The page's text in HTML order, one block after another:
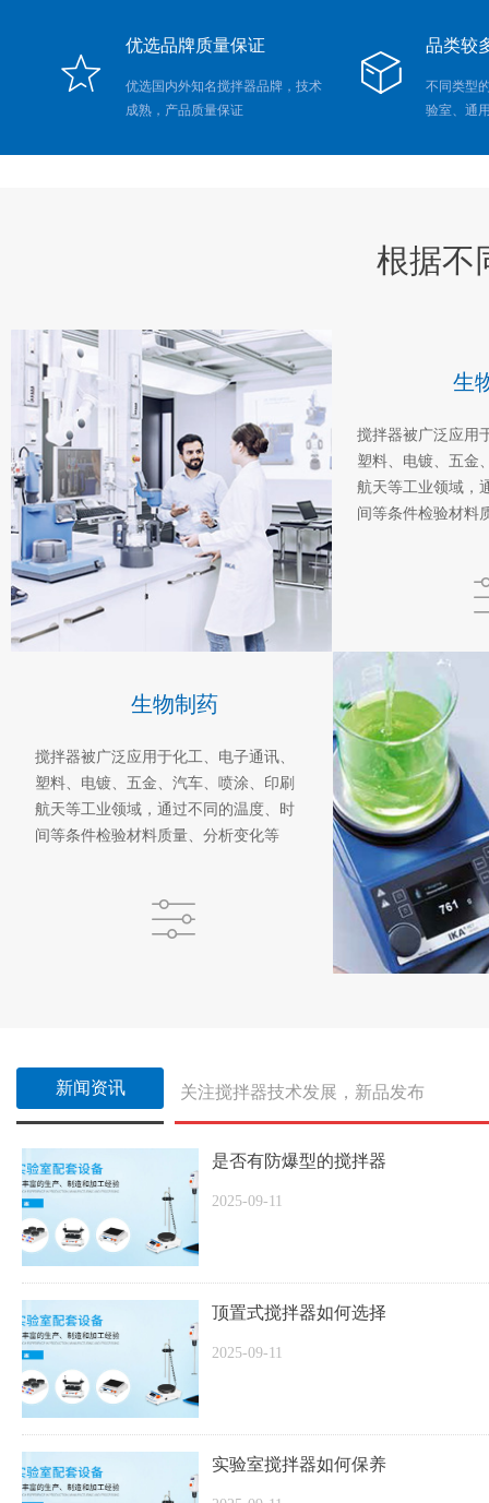
ꄃ
优选品牌质量保证
优选国内外知名搅拌器品牌，技术
成熟，产品质量保证
ꁦ
品类较
不同类型
验室、通
根据不
生
搅拌器被广泛应用
塑料、电镀、五金
航天等工业领域，
间等条件检验材料
生物制药
搅拌器被广泛应用于化工、电子通讯、
塑料、电镀、五金、汽车、喷涂、印刷
航天等工业领域，通过不同的温度、时
间等条件检验材料质量、分析变化等
ꀒ
新闻资讯 关注搅拌器技术发展，新品发布
是否有防爆型的搅拌器
2025-09-11
顶置式搅拌器如何选择
2025-09-11
实验室搅拌器如何保养